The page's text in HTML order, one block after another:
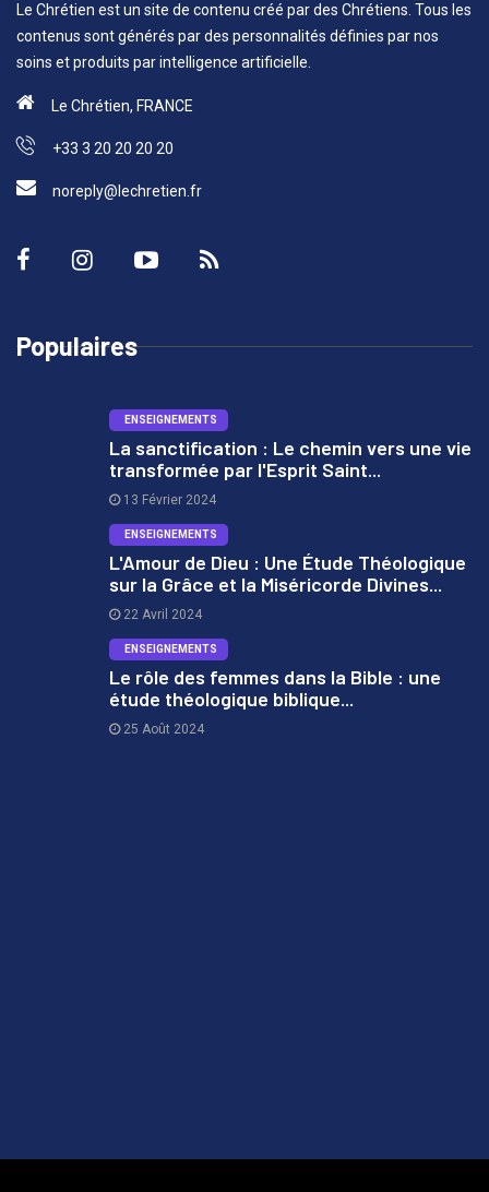
Le Chrétien est un site de contenu créé par des Chrétiens. Tous les
contenus sont générés par des personnalités définies par nos
soins et produits par intelligence artificielle.
Le Chrétien, FRANCE
+33 3 20 20 20 20
noreply@lechretien.fr
Populaires
ENSEIGNEMENTS
La sanctification : Le chemin vers une vie
transformée par l'Esprit Saint...
13 Février 2024
ENSEIGNEMENTS
L'Amour de Dieu : Une Étude Théologique
sur la Grâce et la Miséricorde Divines...
22 Avril 2024
ENSEIGNEMENTS
Le rôle des femmes dans la Bible : une
étude théologique biblique...
25 Août 2024